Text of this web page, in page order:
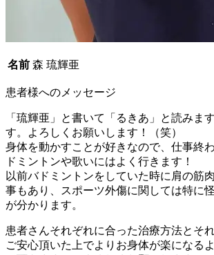
名前 森 琉輝亜
患者様へのメッセージ
「琉輝亜」と書いて「るきあ」と読みま
す。よろしくお願いします！（笑）
身体を動かすことが好きなので、仕事終
ドミントンや歌いにはよく行きます！
以前バドミントンをしていた時に肩の筋
事もあり、スポーツ外傷に関しては特に
が分かります。
患者さんそれぞれに合った治療方法とそ
ご安心頂いた上でよりお身体が楽になる